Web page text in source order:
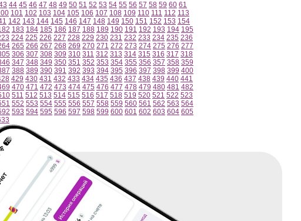
44 45 46 47 48 49 50 51 52 53 54 55 56 57 58 59 60 61
101 102 103 104 105 106 107 108 109 110 111 112 113
142 143 144 145 146 147 148 149 150 151 152 153 154
183 184 185 186 187 188 189 190 191 192 193 194 195
224 225 226 227 228 229 230 231 232 233 234 235 236
265 266 267 268 269 270 271 272 273 274 275 276 277
306 307 308 309 310 311 312 313 314 315 316 317 318
347 348 349 350 351 352 353 354 355 356 357 358 359
388 389 390 391 392 393 394 395 396 397 398 399 400
429 430 431 432 433 434 435 436 437 438 439 440 441
470 471 472 473 474 475 476 477 478 479 480 481 482
511 512 513 514 515 516 517 518 519 520 521 522 523
552 553 554 555 556 557 558 559 560 561 562 563 564
593 594 595 596 597 598 599 600 601 602 603 604 605